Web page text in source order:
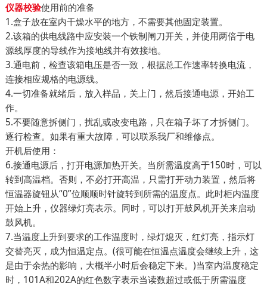
仪器校验使用前的准备
1.盒子放在室内干燥水平的地方，不需要其他固定装置。
2.该箱的供电线路中应安装一个铁制闸刀开关，并使用两倍于电
源线厚度的导线作为接地线并有效接地。
3.通电前，检查该箱电压是否一致，根据总工作速率转换电流，
连接相应规格的电源线。
4.一切准备就绪后，放入样品，关上门，然后接通电源，开始工
作。
5.不要随意拆侧门，扰乱或改变电路，只在箱子坏了才拆侧门。
逐行检查。如果有重大故障，可以联系我厂和维修点。
开机后使用：
6.接通电源后，打开电源加热开关。当所需温度高于150时，可以
转到高温档。否则，不必打开高温，只需打开动力装置，然后将
恒温器旋钮从“0”位顺顺时针旋转到所需的温度点。此时柜内温度
开始上升，仪器绿灯亮表示。同时，可以打开鼓风机开关来启动
鼓风机。
7.当温度上升到要求的工作温度时，绿灯熄灭，红灯亮，指示灯
交替亮灭，成为恒温定点。(很可能在恒温点温度会继续上升，这
是由于余热的影响，大概半小时后会稳定下来。)当室内温度稳定
时，101A和202A的红色数字表示当读数超过或低于所需温度